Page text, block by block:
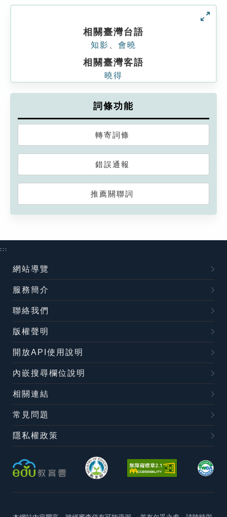
相關臺灣台語
知影 會曉
相關臺灣客語
曉得
詞條功能
轉寄詞條
錯誤通報
推薦關聯詞
:::
網站導覽
服務簡介
聯絡我們
版權聲明
開放API使用說明
內嵌搜尋欄位說明
相關連結
常見問題
隱私權政策